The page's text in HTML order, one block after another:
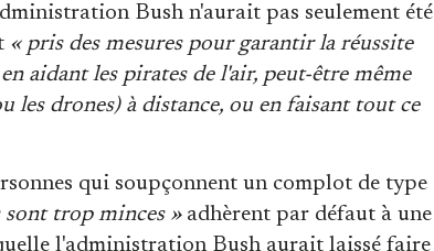
Bush n'aurait pas seulement été
« pris des mesures pour garantir la réussite
aidant les pirates de l'air, peut-être même
les drones) à distance, ou en faisant tout ce
qui soupçonnent un complot de type
sont trop minces »adhèrent par défaut à une
l'administration Bush aurait laissé faire